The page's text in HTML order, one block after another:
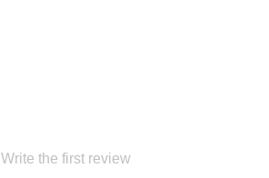
Write the first review